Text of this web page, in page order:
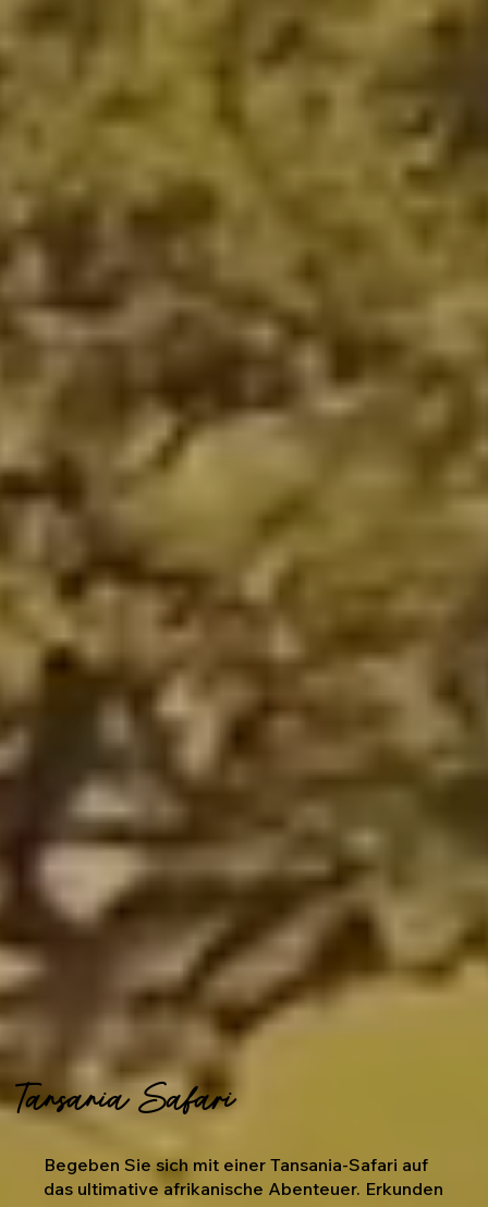
Tansania Safari
Begeben Sie sich mit einer Tansania-Safari auf
das ultimative afrikanische Abenteuer. Erkunden